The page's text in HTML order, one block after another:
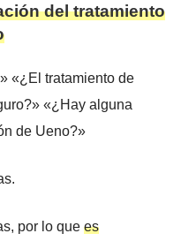
del tratamiento
«¿El tratamiento de
«¿Hay alguna
de Ueno?»
por lo que es